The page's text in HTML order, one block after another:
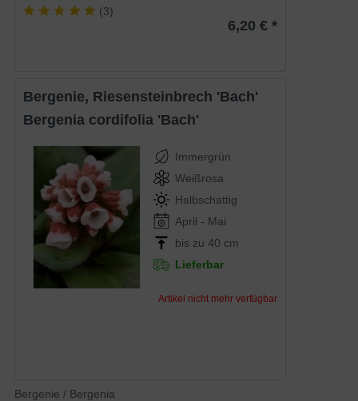
(3)
6,20 € *
Bergenie, Riesensteinbrech 'Bach'
Bergenia cordifolia 'Bach'
Immergrün
Weißrosa
Halbschattig
April - Mai
bis zu 40 cm
Lieferbar
Artikel nicht mehr verfügbar
Bergenie / Bergenia